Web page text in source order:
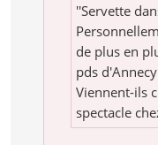
''Servette
de plus en
pds
Viennent-ils
spectacle